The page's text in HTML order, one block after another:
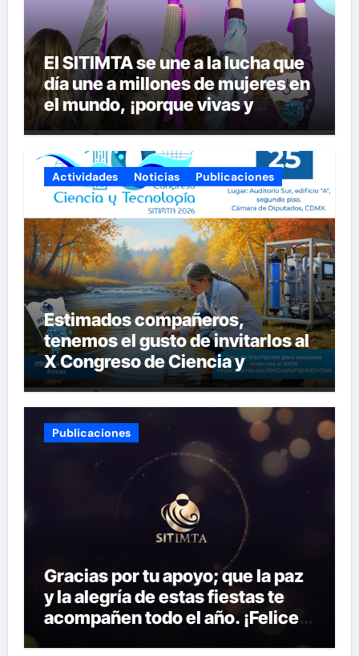
El SITIMTA se une a la lucha que
día une a millones de mujeres en
el mundo, ¡porque vivas y
seguras nos queremos!
Actividades Noticias Publicaciones
Estimados compañeros,
tenemos el gusto de invitarlos al
X Congreso de Ciencia y
Tecnología del SITIMTA. Si
gustan acompañarnos, dejamos
la liga para que se inscriban:
Publicaciones
Gracias por tu apoyo; que la paz
y la alegría de estas fiestas te
acompañen todo el año. ¡Felices